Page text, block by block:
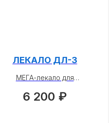
ЛЕКАЛО ДЛ-3
МЕГА-лекало для
ковки "волюта" и "завиток"
6 200 ₽